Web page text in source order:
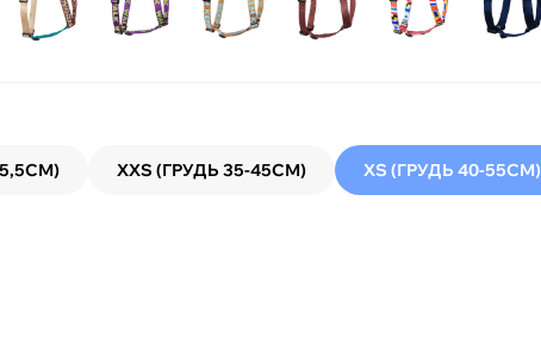
XXS (ГРУДЬ 35-45СМ) XS (ГРУДЬ 40-55СМ)